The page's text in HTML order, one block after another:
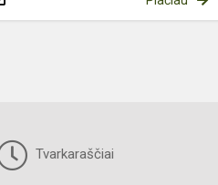
Tvarkaraščiai